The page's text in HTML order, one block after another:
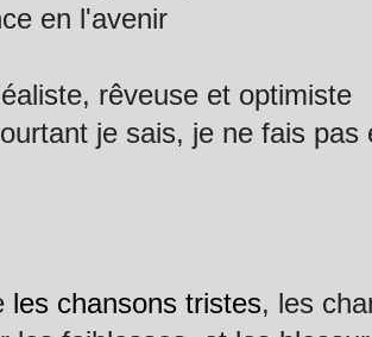
en l'avenir
rêveuse et optimiste
je sais, je ne fais pas
les chansons tristes, les